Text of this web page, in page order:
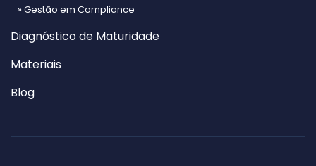
» Gestão em Compliance
Diagnóstico de Maturidade
Materiais
Blog